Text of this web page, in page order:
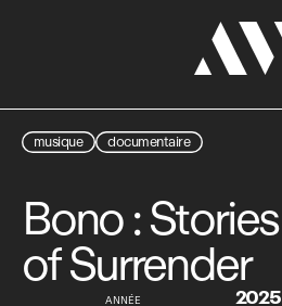
musique documentaire
Bono : Stories
of Surrender
ANNÉE 2025